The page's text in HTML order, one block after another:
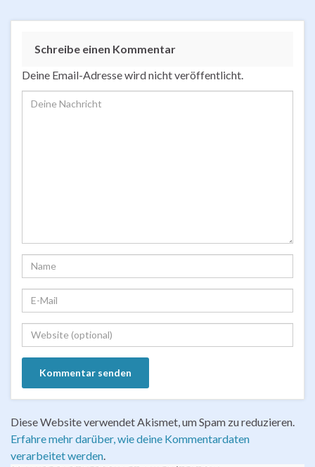
Schreibe einen Kommentar
Deine Email-Adresse wird nicht veröffentlicht.
Diese Website verwendet Akismet, um Spam zu reduzieren.
Erfahre mehr darüber, wie deine Kommentardaten
verarbeitet werden.